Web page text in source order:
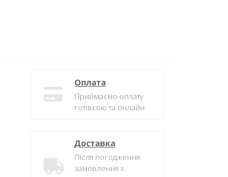
Оплата
Приймаємо оплату
готівкою та онлайн
Доставка
Після погодження
замовлення з